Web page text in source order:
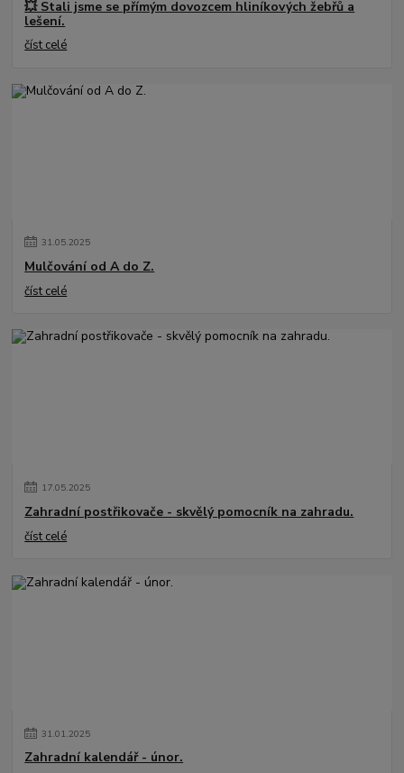
💥 Stali jsme se přímým dovozcem hliníkových žebřů a
lešení.
číst celé
31.05.2025
Mulčování od A do Z.
číst celé
17.05.2025
Zahradní postřikovače - skvělý pomocník na zahradu.
číst celé
31.01.2025
Zahradní kalendář - únor.